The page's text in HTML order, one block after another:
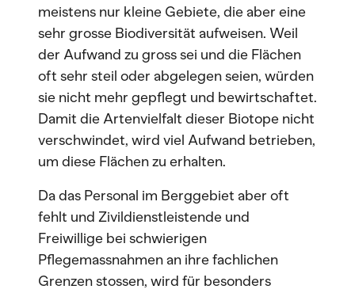
meistens nur kleine Gebiete, die aber eine
sehr grosse Biodiversität aufweisen. Weil
der Aufwand zu gross sei und die Flächen
oft sehr steil oder abgelegen seien, würden
sie nicht mehr gepflegt und bewirtschaftet.
Damit die Artenvielfalt dieser Biotope nicht
verschwindet, wird viel Aufwand betrieben,
um diese Flächen zu erhalten.
Da das Personal im Berggebiet aber oft
fehlt und Zivildienstleistende und
Freiwillige bei schwierigen
Pflegemassnahmen an ihre fachlichen
Grenzen stossen, wird für besonders